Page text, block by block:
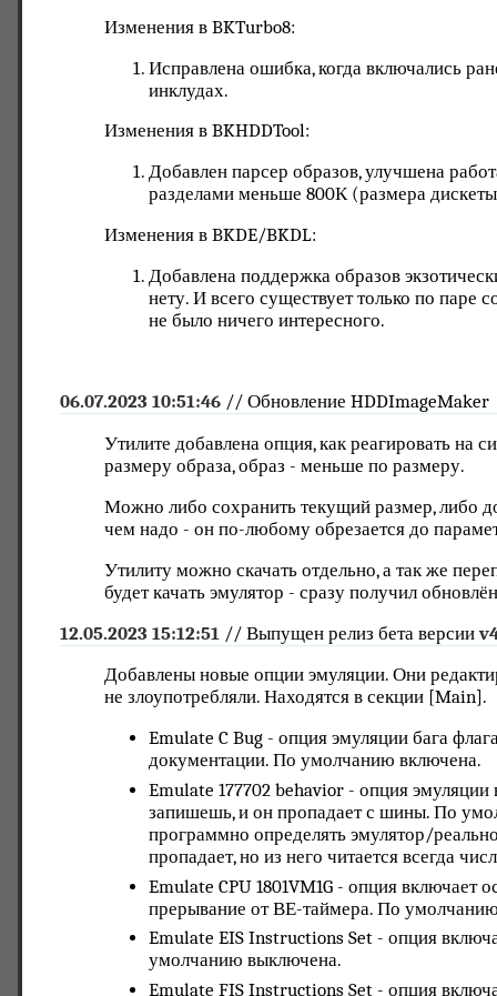
Изменения в BKTurbo8:
Исправлена ошибка, когда включались
инклудах.
Изменения в BKHDDTool:
Добавлен парсер образов, улучшена
разделами меньше 800К (размера
Изменения в BKDE/BKDL:
Добавлена поддержка образов
нету. И всего существует только по паре
не было ничего интересного.
06.07.2023 10:51:46 // Обновление HDDImageMaker
Утилите добавлена опция, как реагировать на
размеру образа, образ - меньше по размеру.
Можно либо сохранить текущий размер, либо
чем надо - он по-любому обрезается до
Утилиту можно скачать отдельно, а так же
будет качать эмулятор - сразу получил
12.05.2023 15:12:51 // Выпущен релиз бета версии
Добавлены новые опции эмуляции. Они
не злоупотребляли. Находятся в секции [Main].
Emulate C Bug - опция эмуляции бага
документации. По умолчанию включена.
Emulate 177702 behavior - опция эмуляции
запишешь, и он пропадает с шины. По
программно определять эмулятор/
пропадает, но из него читается всегда
Emulate CPU 1801VM1G - опция
прерывание от ВЕ-таймера. По
Emulate EIS Instructions Set - опция
умолчанию выключена.
Emulate FIS Instructions Set - опция